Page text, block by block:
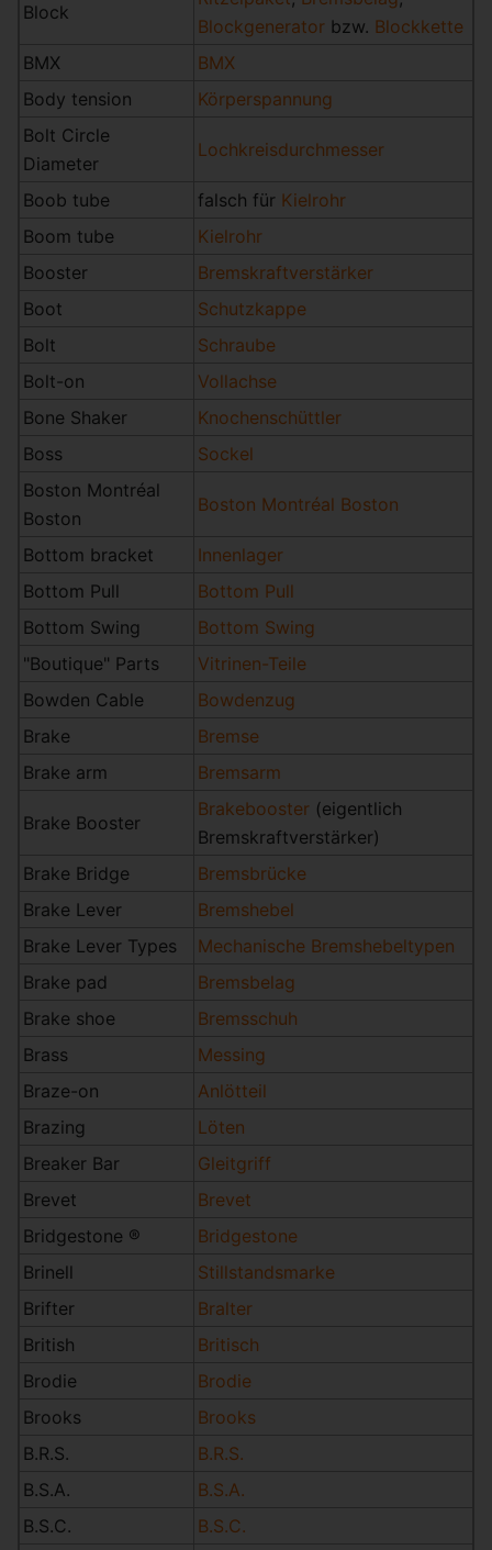
Block
Blockgenerator bzw. Blockkette
BMX
BMX
Body tension
Körperspannung
Bolt Circle
Diameter
Lochkreisdurchmesser
Boob tube falsch für Kielrohr
Boom tube
Kielrohr
Booster
Bremskraftverstärker
Boot
Schutzkappe
Bolt
Schraube
Bolt-on
Vollachse
Bone Shaker
Knochenschüttler
Boss
Sockel
Boston Montréal
Boston
Boston Montréal Boston
Bottom bracket
Innenlager
Bottom Pull
Bottom Pull
Bottom Swing
Bottom Swing
"Boutique" Parts
Vitrinen-Teile
Bowden Cable
Bowdenzug
Brake
Bremse
Brake arm
Bremsarm
Brake Booster
Brakebooster (eigentlich
Bremskraftverstärker)
Brake Bridge
Bremsbrücke
Brake Lever
Bremshebel
Brake Lever Types
Mechanische Bremshebeltypen
Brake pad
Bremsbelag
Brake shoe
Bremsschuh
Brass
Messing
Braze-on
Anlötteil
Brazing
Löten
Breaker Bar
Gleitgriff
Brevet
Brevet
Bridgestone ®
Bridgestone
Brinell
Stillstandsmarke
Brifter
Bralter
British
Britisch
Brodie
Brodie
Brooks
Brooks
B.R.S.
B.R.S.
B.S.A.
B.S.A.
B.S.C.
B.S.C.